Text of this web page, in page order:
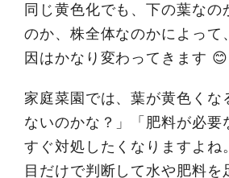
同じ黄色化でも、下の葉なの
のか、株全体なのかによって
因はかなり変わってきます 😊
家庭菜園では、葉が黄色くな
ないのかな？」「肥料が必要
すぐ対処したくなりますよね
目だけで判断して水や肥料を